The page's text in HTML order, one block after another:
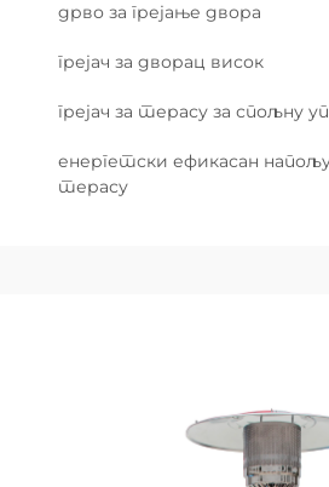
дрво за грејање двора
грејач за дворац висок
грејач за терасу за спољну
енергетски ефикасан напољу
терасу